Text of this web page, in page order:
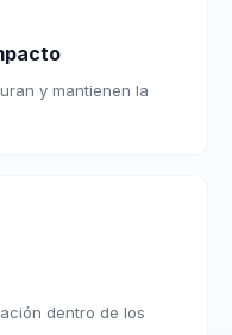
y mantienen la
dentro de los